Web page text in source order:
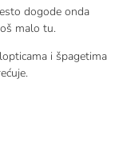
dogode onda
malo tu.
i špagetima